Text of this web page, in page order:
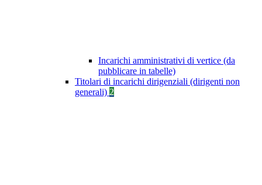
Incarichi amministrativi di vertice (da
pubblicare in tabelle)
Titolari di incarichi dirigenziali (dirigenti non
generali) 2